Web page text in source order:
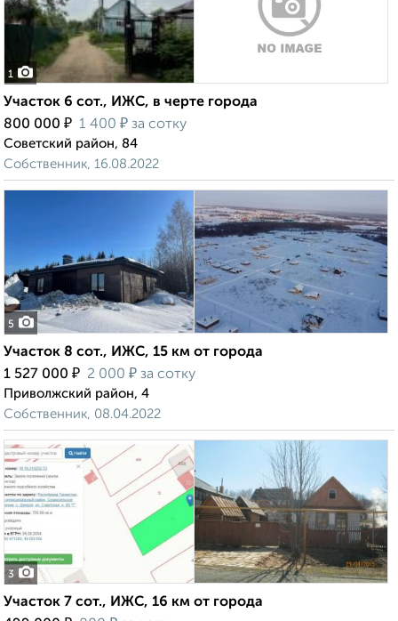
1
Участок 6 сот., ИЖС, в черте города
800 000 ₽ 1 400 ₽ за сотку
Советский район, 84
Собственник, 16.08.2022
5
Участок 8 сот., ИЖС, 15 км от города
1 527 000 ₽ 2 000 ₽ за сотку
Приволжский район, 4
Собственник, 08.04.2022
3
Участок 7 сот., ИЖС, 16 км от города